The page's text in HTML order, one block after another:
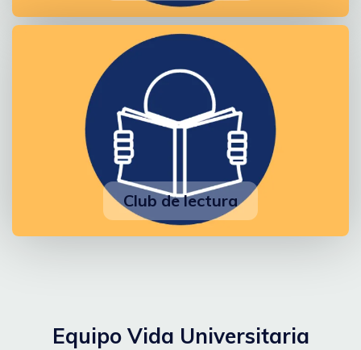
Club de lectura
Equipo Vida Universitaria